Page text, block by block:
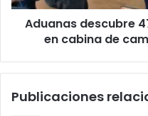
de
camión
Aduanas descubre
en cabina de
Publicaciones